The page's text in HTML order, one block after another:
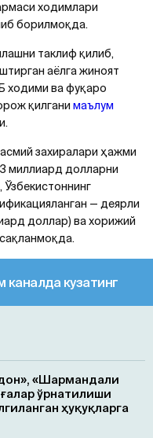
ходимлари
борилмоқда.
таклиф қилиб,
аёлга жиноят
ходими ва фуқаро
қилгани маълум
захиралари ҳажми
миллиард долларни
— деярли
доллар) ва хорижий
каналда кузатинг
«Шармандали
ўрнатилиши
ҳуқуқларга